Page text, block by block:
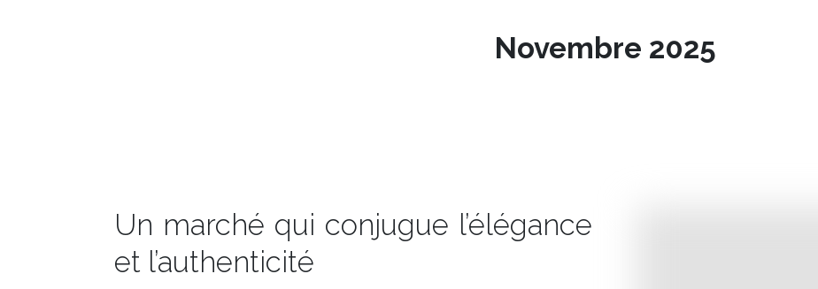
Novembre 2025
Un marché qui conjugue l’élégance
et l’authenticité